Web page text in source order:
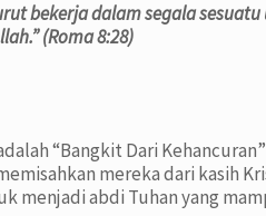
bekerja dalam segala
(Roma 8:28)
“Bangkit Dari
mereka dari kasih
menjadi abdi Tuhan yang